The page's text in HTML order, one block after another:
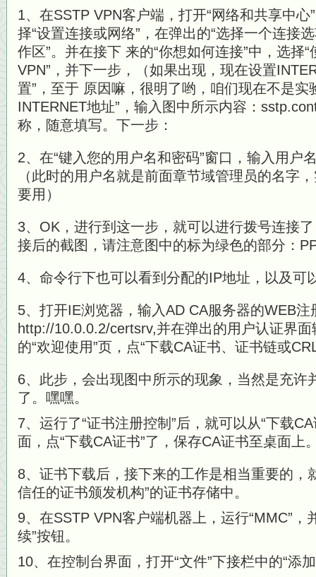
1、在SSTP VPN客户端，打开“网络和共享中
择“设置连接或网络”，在弹出的“选择一个连接
作区”。并在接下 来的“你想如何连接”中，选择
VPN”，并下一步，（如果出现，现在设置
置”，至于 原因嘛，很明了哟，咱们现在不是实
INTERNET地址”，输入图中所示内容：
称，随意填写。下一步：
2、在“键入您的用户名和密码”窗口，输入用户
（此时的用户名就是前面章节域管理员的名字
要用）
3、OK，进行到这一步，就可以进行拨号连接
接后的截图，请注意图中的标为绿色的部分：
4、命令行下也可以看到分配的IP地址，以及可
5、打开IE浏览器，输入AD CA服务器的WEB注
http://10.0.0.2/certsrv,并在弹出的用户认证界
的“欢迎使用”页，点“下载CA证书、证书链或
6、此步，会出现图中所示的现象，当然是充许
了。嘿嘿。
7、运行了“证书注册控制”后，就可以从“下载
面，点“下载CA证书”了，保存CA证书至桌面上
8、证书下载后，接下来的工作是相当重要的，
信任的证书颁发机构”的证书存储中。
9、在SSTP VPN客户端机器上，运行“MMC”，
续”按钮。
10、在控制台界面，打开“文件”下接栏中的“添